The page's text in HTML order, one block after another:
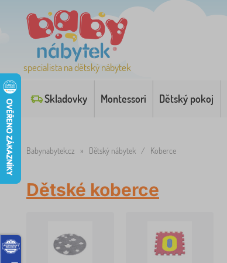
specialista na dětský nábytek
Skladovky Montessori Dětský pokoj
Babynabytek.cz » Dětský nábytek / Koberce
Dětské koberce